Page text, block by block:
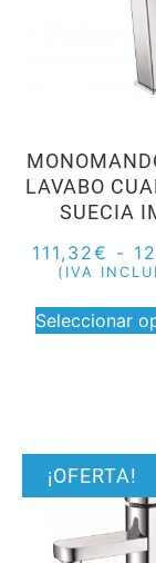
LAVABO
SUECIA
111,32€ -
(IVA
Seleccionar
¡OFERTA!